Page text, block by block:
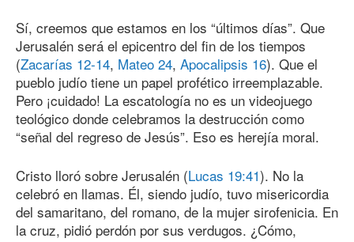
Sí, creemos que estamos en los “últimos días”. Que
Jerusalén será el epicentro del fin de los tiempos
(Zacarías 12-14, Mateo 24, Apocalipsis 16). Que el
pueblo judío tiene un papel profético irreemplazable.
Pero ¡cuidado! La escatología no es un videojuego
teológico donde celebramos la destrucción como
“señal del regreso de Jesús”. Eso es herejía moral.
Cristo lloró sobre Jerusalén (Lucas 19:41). No la
celebró en llamas. Él, siendo judío, tuvo misericordia
del samaritano, del romano, de la mujer sirofenicia. En
la cruz, pidió perdón por sus verdugos. ¿Cómo,